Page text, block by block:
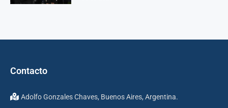
Contacto
Adolfo Gonzales Chaves, Buenos Aires, Argentina.